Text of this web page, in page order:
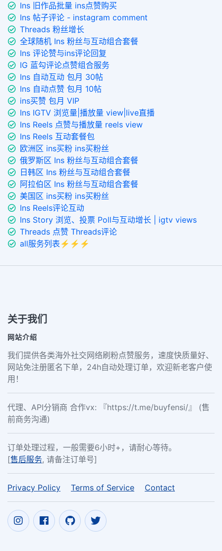
Ins 旧作品批量 ins点赞购买
Ins 帖子评论 - instagram comment
Threads 粉丝增长
全球随机 Ins 粉丝与互动组合套餐
Ins 评论赞与ins评论回复
IG 蓝勾评论点赞组合服务
Ins 自动互动 包月 30帖
Ins 自动点赞 包月 10帖
ins买赞 包月 VIP
Ins IGTV 浏览量|播放量 view|live直播
Ins Reels 点赞与播放量 reels view
Ins Reels 互动套餐包
欧洲区 ins买粉 ins买粉丝
俄罗斯区 Ins 粉丝与互动组合套餐
日韩区 Ins 粉丝与互动组合套餐
阿拉伯区 Ins 粉丝与互动组合套餐
美国区 ins买粉 ins买粉丝
Ins Reels评论互动
Ins Story 浏览、投票 Poll与互动增长 | igtv views
Threads 点赞 Threads评论
all服务列表⚡️⚡️⚡️
关于我们
网站介绍
我们提供各类海外社交网络刷粉点赞服务，速度快质量好、
网站免注册匿名下单，24h自动处理订单，欢迎新老客户使
用！
代理、API分销商 合作vx: 『https://t.me/buyfensi/』 (售
前商务沟通)
订单处理过程，一般需要6小时+，请耐心等待。
[售后服务, 请备注订单号]
Privacy Policy Terms of Service Contact